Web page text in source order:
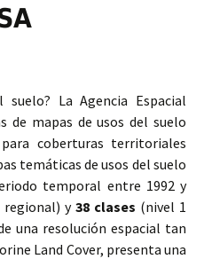
suelo? La Agencia Espacial
de mapas de usos del suelo
coberturas territoriales
temáticas de usos del suelo
temporal entre 1992 y
regional) y 38 clases (nivel 1
una resolución espacial tan
Land Cover, presenta una